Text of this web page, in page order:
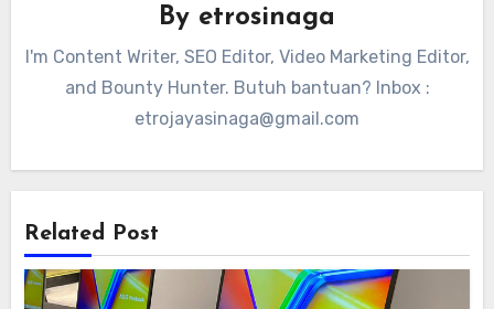
By etrosinaga
I'm Content Writer, SEO Editor, Video Marketing Editor,
and Bounty Hunter. Butuh bantuan? Inbox :
etrojayasinaga@gmail.com
Related Post